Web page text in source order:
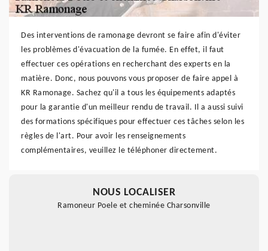
Des interventions de ramonage devront se faire afin d'éviter
les problèmes d'évacuation de la fumée. En effet, il faut
effectuer ces opérations en recherchant des experts en la
matière. Donc, nous pouvons vous proposer de faire appel à
KR Ramonage. Sachez qu'il a tous les équipements adaptés
pour la garantie d'un meilleur rendu de travail. Il a aussi suivi
des formations spécifiques pour effectuer ces tâches selon les
règles de l'art. Pour avoir les renseignements
complémentaires, veuillez le téléphoner directement.
NOUS LOCALISER
Ramoneur Poele et cheminée Charsonville